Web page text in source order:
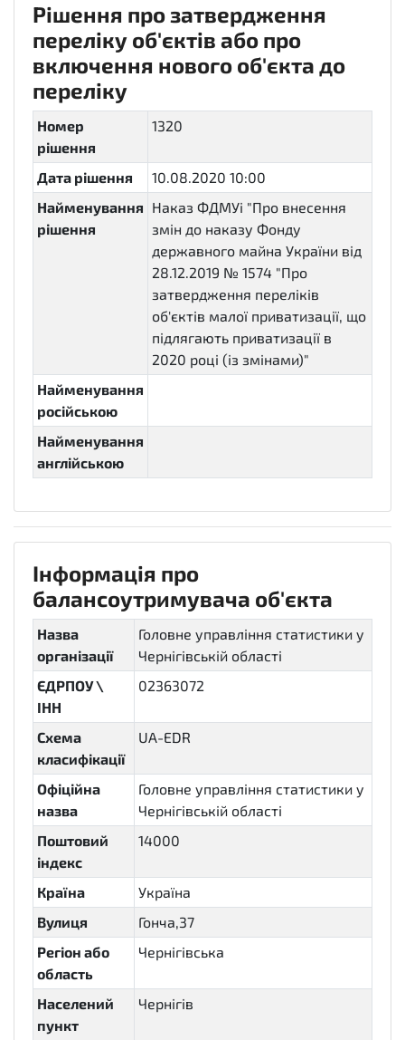
Рішення про затвердження
переліку об'єктів або про
включення нового об'єкта до
переліку
Номер
рішення
1320
Дата рішення
10.08.2020 10:00
Найменування
рішення
Наказ ФДМУі "Про внесення
змін до наказу Фонду
державного майна України від
28.12.2019 № 1574 "Про
затвердження переліків
об'єктів малої приватизації, що
підлягають приватизації в
2020 році (із змінами)"
Найменування
російською
Найменування
англійською
Інформація про
балансоутримувача об'єкта
Назва
організації
Головне управління статистики у
Чернігівській області
ЄДРПОУ \
ІНН
02363072
Схема
класифікації
UA-EDR
Офіційна
назва
Головне управління статистики у
Чернігівській області
Поштовий
індекс
14000
Країна
Україна
Вулиця
Гонча,37
Регіон або
область
Чернігівська
Населений
пункт
Чернігів